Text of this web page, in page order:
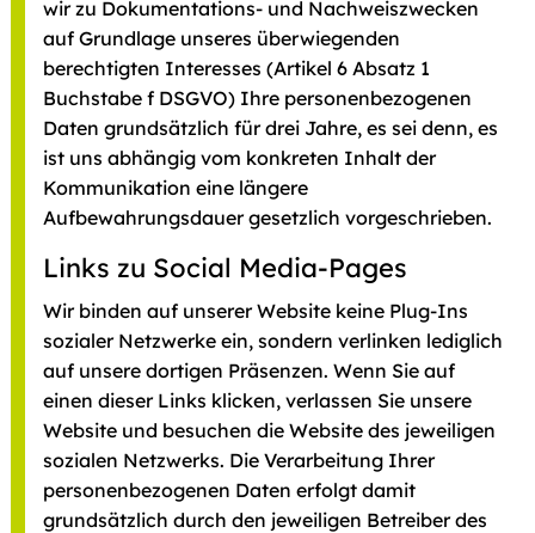
wir zu Dokumentations- und Nachweiszwecken
auf Grundlage unseres überwiegenden
berechtigten Interesses (Artikel 6 Absatz 1
Buchstabe f DSGVO) Ihre personenbezogenen
Daten grundsätzlich für drei Jahre, es sei denn, es
ist uns abhängig vom konkreten Inhalt der
Kommunikation eine längere
Aufbewahrungsdauer gesetzlich vorgeschrieben.
Links zu Social Media-Pages
Wir binden auf unserer Website keine Plug-Ins
sozialer Netzwerke ein, sondern verlinken lediglich
auf unsere dortigen Präsenzen. Wenn Sie auf
einen dieser Links klicken, verlassen Sie unsere
Website und besuchen die Website des jeweiligen
sozialen Netzwerks. Die Verarbeitung Ihrer
personenbezogenen Daten erfolgt damit
grundsätzlich durch den jeweiligen Betreiber des